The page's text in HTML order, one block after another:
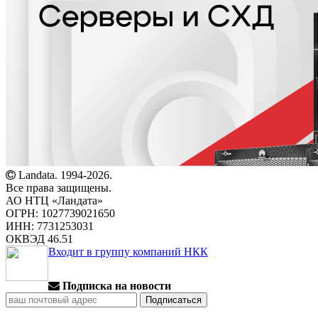
Landata. 1994-2026.
Все права защищены.
АО НТЦ «Ландата»
ОГРН: 1027739021650
ИНН: 7731253031
ОКВЭД 46.51
Входит в группу компаний НКК
Подписка на новости